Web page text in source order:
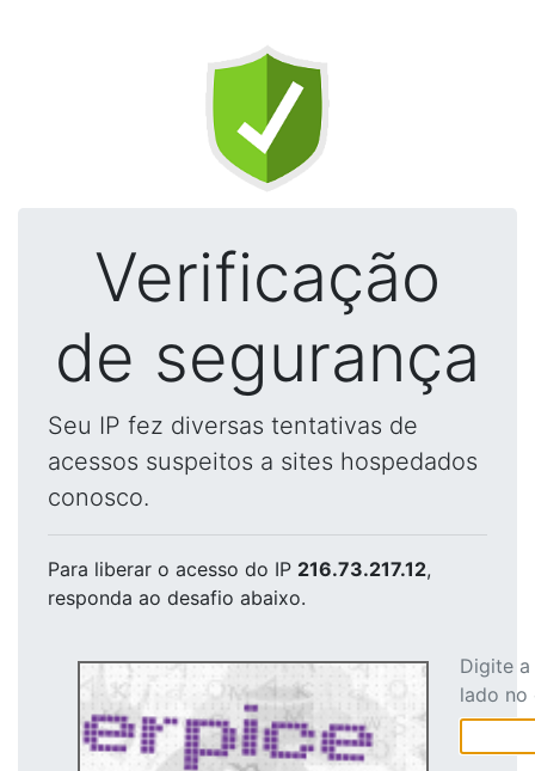
Verificação
de segurança
Seu IP fez diversas tentativas de
acessos suspeitos a sites hospedados
conosco.
Para liberar o acesso do IP 216.73.217.12,
responda ao desafio abaixo.
Digite
lado no